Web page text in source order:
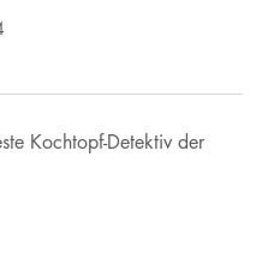
Kochtopf-Detektiv der